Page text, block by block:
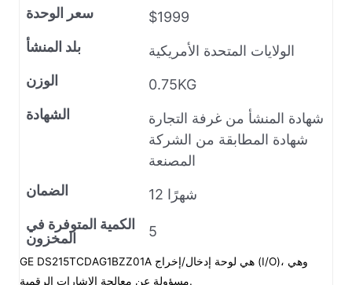
سعر الوحدة
$1999
بلد المنشأ
الولايات المتحدة الأمريكية
الوزن
0.75KG
الشهادة
شهادة المنشأ من غرفة التجارة
شهادة المطابقة من الشركة
المصنعة
الضمان
12 شهرًا
الكمية المتوفرة في
المخزون
5
GE DS215TCDAG1BZZ01A هي لوحة إدخال/إخراج (I/O)، وهي
مسؤولة عن معالجة الإشارات الرقمية.